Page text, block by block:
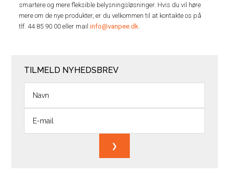
smartere og mere fleksible belysningsløsninger. Hvis du vil høre
mere om de nye produkter, er du velkommen til at kontakte os på
tlf. 44 85 90 00 eller mailinfo@vanpee.dk
TILMELD NYHEDSBREV